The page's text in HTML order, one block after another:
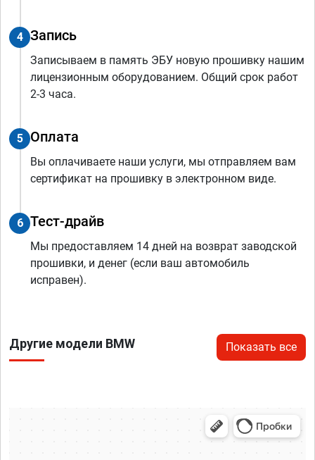
4 Запись
Записываем в память ЭБУ новую прошивку нашим
лицензионным оборудованием. Общий срок работ
2-3 часа.
5 Оплата
Вы оплачиваете наши услуги, мы отправляем вам
сертификат на прошивку в электронном виде.
6 Тест-драйв
Мы предоставляем 14 дней на возврат заводской
прошивки, и денег (если ваш автомобиль
исправен).
Другие модели BMW Показать все